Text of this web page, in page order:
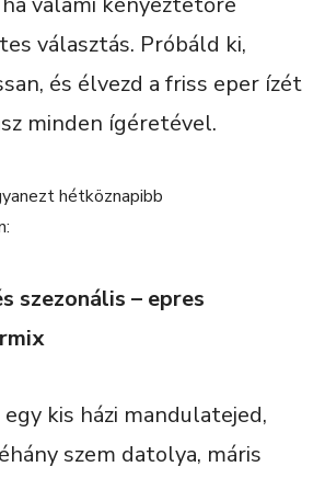
választás. Próbáld ki,
és élvezd a friss eper ízét
minden ígéretével.
hétköznapibb
szezonális – epres
kis házi mandulatejed,
szem datolya, máris